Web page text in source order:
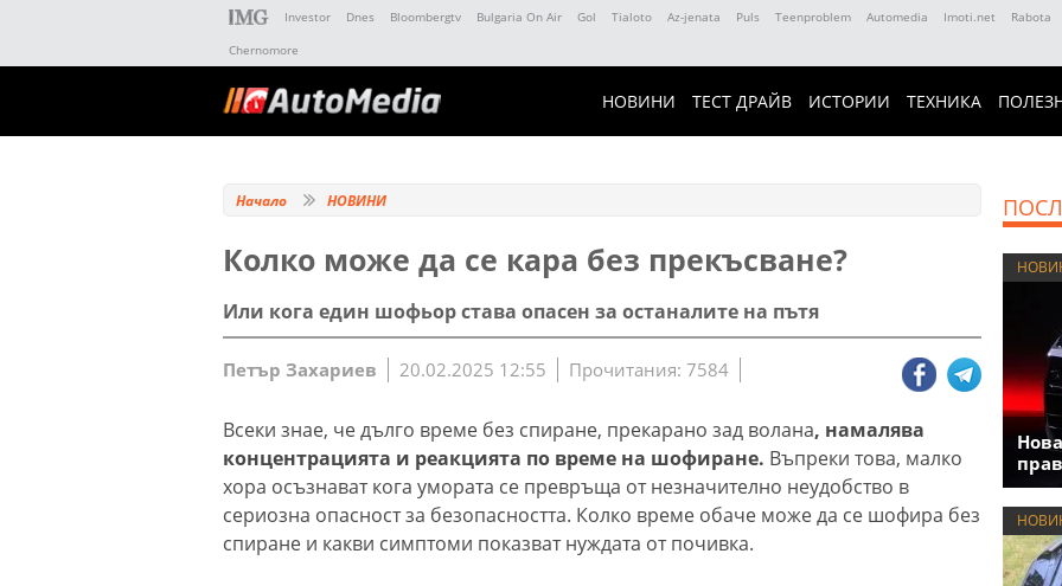
Investor Dnes Bloombergtv Bulgaria On Air Gol Tialoto Az-jenata Puls Teenproblem Automedia Imoti.net Rabota
Chernomore
НОВИНИ ТЕСТ ДРАЙВ ИСТОРИИ ТЕХНИКА
Начало НОВИНИ
Колко може да се кара без прекъсване?
Или кога един шофьор става опасен за останалите на пътя
Петър Захариев 20.02.2025 12:55 Прочитания: 7584
Всеки знае, че дълго време без спиране, прекарано зад волана, намалява
концентрацията и реакцията по време на шофиране. Въпреки това, малко
хора осъзнават кога умората се превръща от незначително неудобство в
сериозна опасност за безопасността. Колко време обаче може да се шофира без
спиране и какви симптоми показват нуждата от почивка.